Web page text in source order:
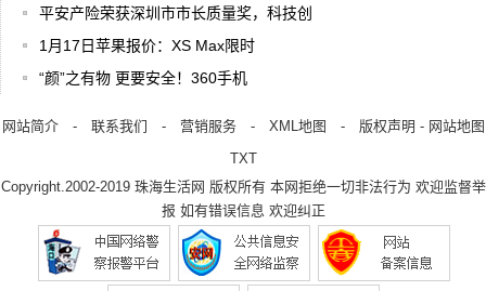
平安产险荣获深圳市市长质量奖，科技创
1月17日苹果报价：XS Max限时
“颜”之有物 更要安全！360手机
网站简介- 联系我们 - 营销服务- XML地图 - 版权声明 - 网站地图
TXT
Copyright.2002-2019 珠海生活网 版权所有 本网拒绝一切非法行为 欢迎监督举
报 如有错误信息 欢迎纠正